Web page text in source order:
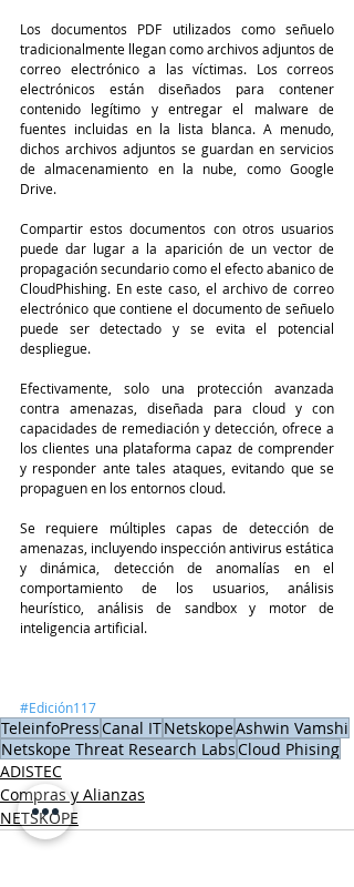
Los documentos PDF utilizados como señuelo
tradicionalmente llegan como archivos adjuntos de
correo electrónico a las víctimas. Los correos
electrónicos están diseñados para contener
contenido legítimo y entregar el malware de
fuentes incluidas en la lista blanca. A menudo,
dichos archivos adjuntos se guardan en servicios
de almacenamiento en la nube, como Google
Drive.
Compartir estos documentos con otros usuarios
puede dar lugar a la aparición de un vector de
propagación secundario como el efecto abanico de
CloudPhishing. En este caso, el archivo de correo
electrónico que contiene el documento de señuelo
puede ser detectado y se evita el potencial
despliegue.
Efectivamente, solo una protección avanzada
contra amenazas, diseñada para cloud y con
capacidades de remediación y detección, ofrece a
los clientes una plataforma capaz de comprender
y responder ante tales ataques, evitando que se
propaguen en los entornos cloud.
Se requiere múltiples capas de detección de
amenazas, incluyendo inspección antivirus estática
y dinámica, detección de anomalías en el
comportamiento de los usuarios, análisis
heurístico, análisis de sandbox y motor de
inteligencia artificial.
#Edición117
TeleinfoPressCanal ITNetskopeAshwin Vamshi
Netskope Threat Research LabsCloud Phising
ADISTEC
Compras y Alianzas
NETSKOPE